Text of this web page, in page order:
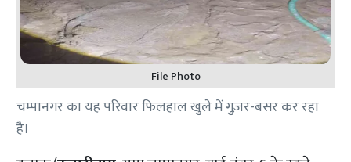
File Photo
चम्पानगर का यह परिवार फिलहाल खुले में गुज़र-बसर कर रहा
है।